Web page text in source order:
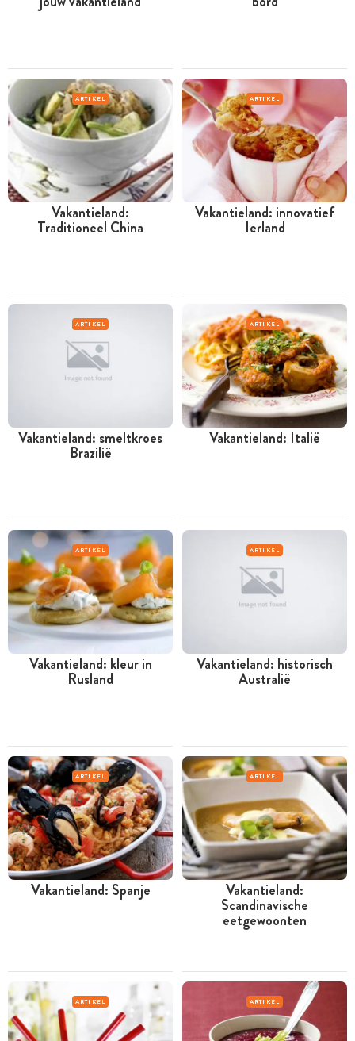
ARTIKEL
Vakantieland:
Traditioneel China
ARTIKEL
Vakantieland: innovatief
Ierland
ARTIKEL
Vakantieland: smeltkroes
Brazilië
ARTIKEL
Vakantieland: Italië
ARTIKEL
Vakantieland: kleur in
Rusland
ARTIKEL
Vakantieland: historisch
Australië
ARTIKEL
Vakantieland: Spanje
ARTIKEL
Vakantieland:
Scandinavische
eetgewoonten
ARTIKEL ARTIKEL